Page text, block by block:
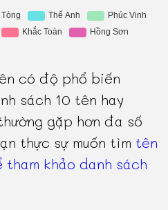
có độ phổ biến
sách 10 tên hay
gặp hơn đa số
thực sự muốn tìm tên
khảo danh sách